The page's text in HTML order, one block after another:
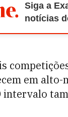
Siga a
notícias
em
intervalo